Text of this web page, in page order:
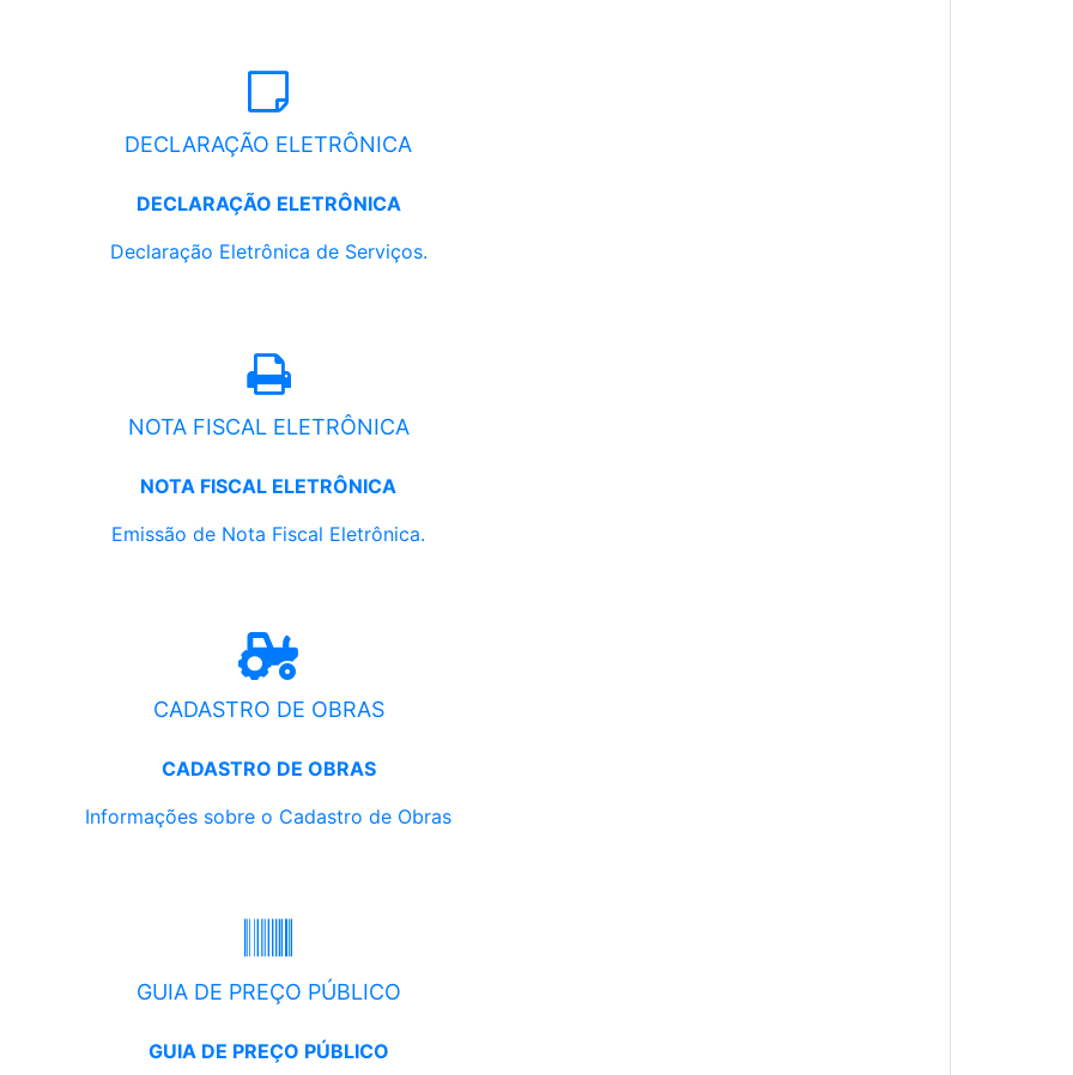
DECLARAÇÃO ELETRÔNICA
DECLARAÇÃO ELETRÔNICA
Declaração Eletrônica de Serviços.
NOTA FISCAL ELETRÔNICA
NOTA FISCAL ELETRÔNICA
Emissão de Nota Fiscal Eletrônica.
CADASTRO DE OBRAS
CADASTRO DE OBRAS
Informações sobre o Cadastro de Obras
GUIA DE PREÇO PÚBLICO
GUIA DE PREÇO PÚBLICO